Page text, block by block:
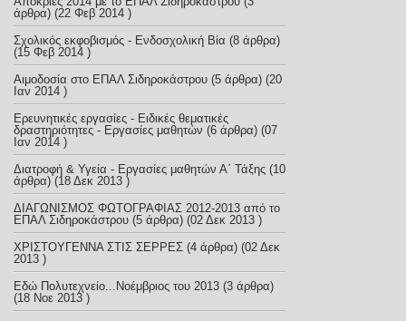
άρθρα) (22 Φεβ 2014 )
Σχολικός εκφοβισμός - Ενδοσχολική Βία (8 άρθρα)
(15 Φεβ 2014 )
Αιμοδοσία στο ΕΠΑΛ Σιδηροκάστρου (5 άρθρα) (20
Ιαν 2014 )
Ερευνητικές εργασίες - Ειδικές θεματικές
δραστηριότητες - Εργασίες μαθητών (6 άρθρα) (07
Ιαν 2014 )
Διατροφή & Υγεία - Εργασίες μαθητών Α΄ Τάξης (10
άρθρα) (18 Δεκ 2013 )
ΔΙΑΓΩΝΙΣΜΟΣ ΦΩΤΟΓΡΑΦΙΑΣ 2012-2013 από το
ΕΠΑΛ Σιδηροκάστρου (5 άρθρα) (02 Δεκ 2013 )
ΧΡΙΣΤΟΥΓΕΝΝΑ ΣΤΙΣ ΣΕΡΡΕΣ (4 άρθρα) (02 Δεκ
2013 )
Εδώ Πολυτεχνείο...Νοέμβριος του 2013 (3 άρθρα)
(18 Νοε 2013 )